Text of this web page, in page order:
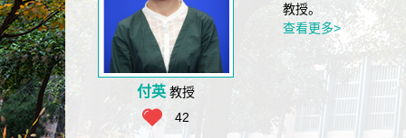
付英 教授
42
教授。
查看更多>